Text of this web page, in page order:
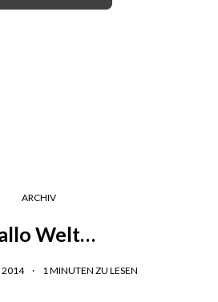
ARCHIV
Welt…
2014 1 MINUTEN ZU LESEN